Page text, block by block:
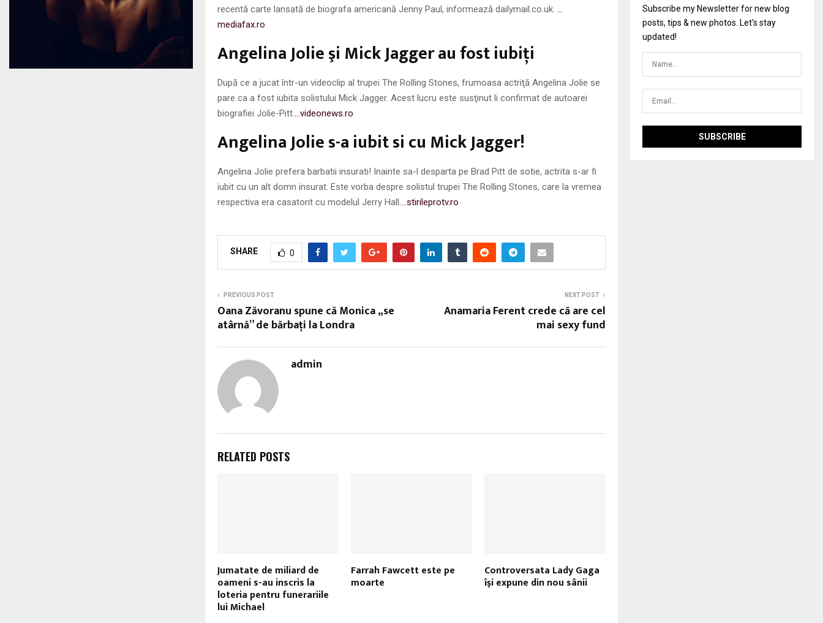
recentă carte lansată de biografa americană Jenny Paul, informează dailymail.co.uk.
mediafax.ro
Angelina Jolie şi Mick Jagger au fost iubiţi
După ce a jucat într-un videoclip al trupei The Rolling Stones, frumoasa actriţă Angelina Jolie se
pare ca a fost iubita solistului Mick Jagger. Acest lucru este susţinut li confirmat de autoarei
biografiei Jolie-Pitt.
…videonews.ro
Angelina Jolie s-a iubit si cu Mick Jagger!
Angelina Jolie prefera barbatii insurati! Inainte sa-l desparta pe Brad Pitt de sotie, actrita s-ar fi
iubit cu un alt domn insurat. Este vorba despre solistul trupei The Rolling Stones, care la vremea
respectiva era casatorit cu modelul Jerry Hall.
…stirileprotv.ro
SHARE 0
PREVIOUS POST
Oana Zăvoranu spune că Monica „se
atârnă” de bărbaţi la Londra
NEXT POST
Anamaria Ferent crede că are cel
mai sexy fund
admin
RELATED POSTS
Jumatate de miliard de
oameni s-au inscris la
loteria pentru funerariile
lui Michael
Farrah Fawcett este pe
moarte
Controversata Lady Gaga
îşi expune din nou sânii
Subscribe my Newsletter for new blog
posts, tips & new photos. Let's stay
updated!